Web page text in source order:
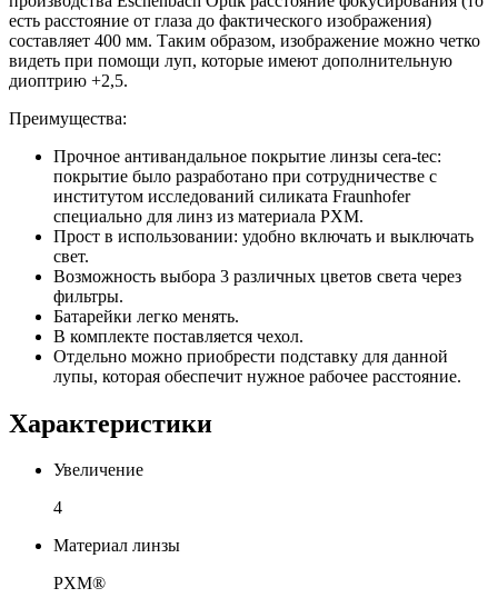
есть расстояние от глаза до фактического изображения)
составляет 400 мм. Таким образом, изображение можно четко
видеть при помощи луп, которые имеют дополнительную
диоптрию +2,5.
Преимущества:
Прочное антивандальное покрытие линзы cera-tec:
покрытие было разработано при сотрудничестве с
институтом исследований силиката Fraunhofer
специально для линз из материала PXM.
Прост в использовании: удобно включать и выключать
свет.
Возможность выбора 3 различных цветов света через
фильтры.
Батарейки легко менять.
В комплекте поставляется чехол.
Отдельно можно приобрести подставку для данной
лупы, которая обеспечит нужное рабочее расстояние.
Характеристики
Увеличение
4
Материал линзы
PXM®